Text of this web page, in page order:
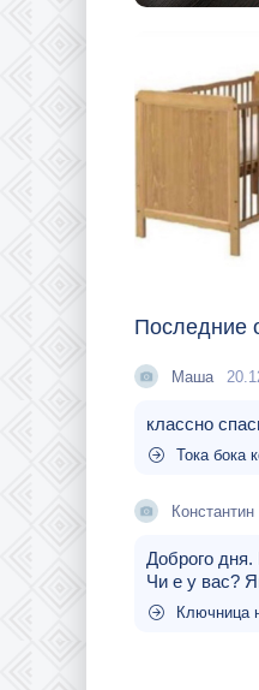
Последние
Маша
классно
Тока бока
Константин
Доброго
Чи е у вас?
Ключница